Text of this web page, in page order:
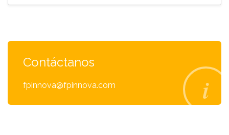
Contáctanos
fpinnova@fpinnova.com